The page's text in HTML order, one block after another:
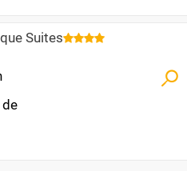
Suites